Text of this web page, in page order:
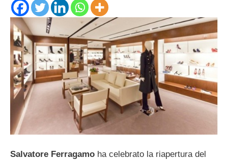
Salvatore Ferragamo ha celebrato la riapertura del